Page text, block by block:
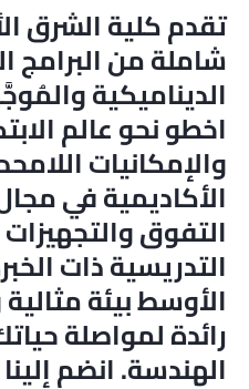
تقدم كلية الشرق
شاملة من البرامج
الديناميكية
اخطو نحو عالم
والإمكانيات
الأكاديمية في
التفوق
التدريسية ذات
الأوسط بيئة
رائدة لمواصلة
الهندسة. انضم